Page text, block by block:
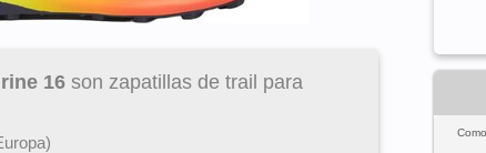
16son zapatillas de trail para